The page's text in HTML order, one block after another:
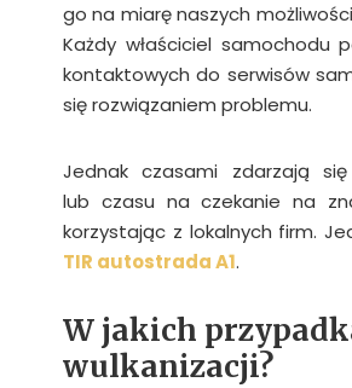
go na miarę naszych
Każdy właściciel samochodu
kontaktowych do serwisów
się rozwiązaniem problemu.
Jednak czasami zdarzają
lub czasu na czekanie na
korzystając z lokalnych firm.
TIR autostrada A1.
W jakich
wulkanizacji?